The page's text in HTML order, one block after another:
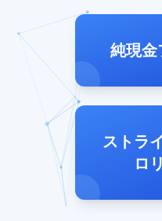
純現金
ストラ
ロ